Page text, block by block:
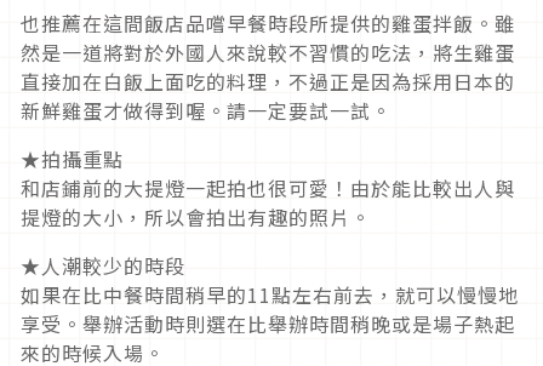
也推薦在這間飯店品嚐早餐時段所提供的雞蛋拌飯。雖
然是一道將對於外國人來說較不習慣的吃法，將生雞蛋
直接加在白飯上面吃的料理，不過正是因為採用日本的
新鮮雞蛋才做得到喔。請一定要試一試。
★拍攝重點
和店鋪前的大提燈一起拍也很可愛！由於能比較出人與
提燈的大小，所以會拍出有趣的照片。
★人潮較少的時段
如果在比中餐時間稍早的11點左右前去，就可以慢慢地
享受。舉辦活動時則選在比舉辦時間稍晚或是場子熱起
來的時候入場。